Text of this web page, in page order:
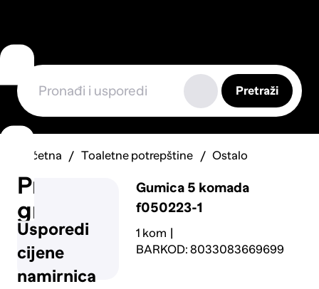
Usporedi
cijene
namirnica
Prijavi
grešku
Pretraži
Početna Toaletne potrepštine Ostalo
Gumica 5 komada
f050223-1
1 kom
BARKOD: 8033083669699